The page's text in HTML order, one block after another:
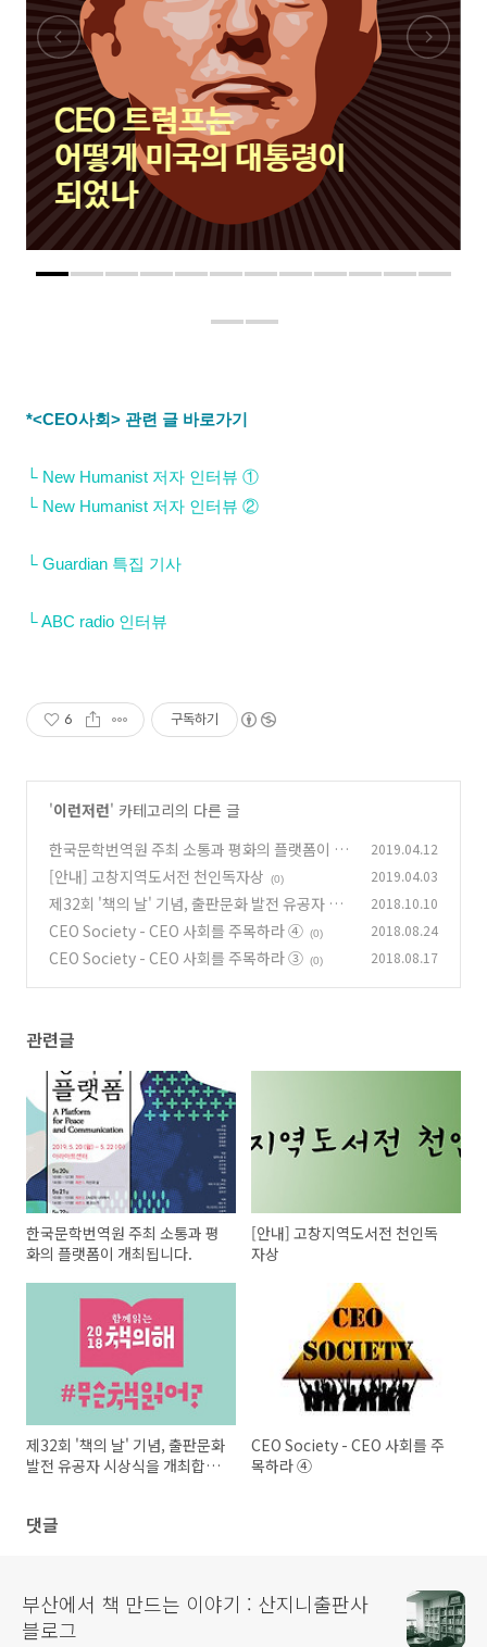
*<CEO사회> 관련 글 바로가기
└ New Humanist 저자 인 터뷰 ①
└ New Humanist 저자 인터뷰 ②
└ Guardian 특집 기사
└ABC radio 인터뷰
6 구독하기
'이런저런' 카테고리의 다른 글
한국문학번역원 주최 소통과 평화의 플랫폼이 개
최됩니다. (0)
2019.04.12
[안내] 고창지역도서전 천인독자상 (0) 2019.04.03
제32회 '책의 날' 기념, 출판문화 발전 유공자 시
상식을 개최합니다 (2)
2018.10.10
CEO Society - CEO 사회를 주목하라 ④ (0) 2018.08.24
CEO Society - CEO 사회를 주목하라 ③ (0) 2018.08.17
관련글
한국문학번역원 주최 소통과 평
화의 플랫폼이 개최됩니다.
[안내] 고창지역도서전 천인독
자상
제32회 '책의 날' 기념, 출판문화
발전 유공자 시상식을 개최합니
CEO Society - CEO 사회를 주
목하라 ④
댓글
부산에서 책 만드는 이야기 : 산지니출판사
블로그